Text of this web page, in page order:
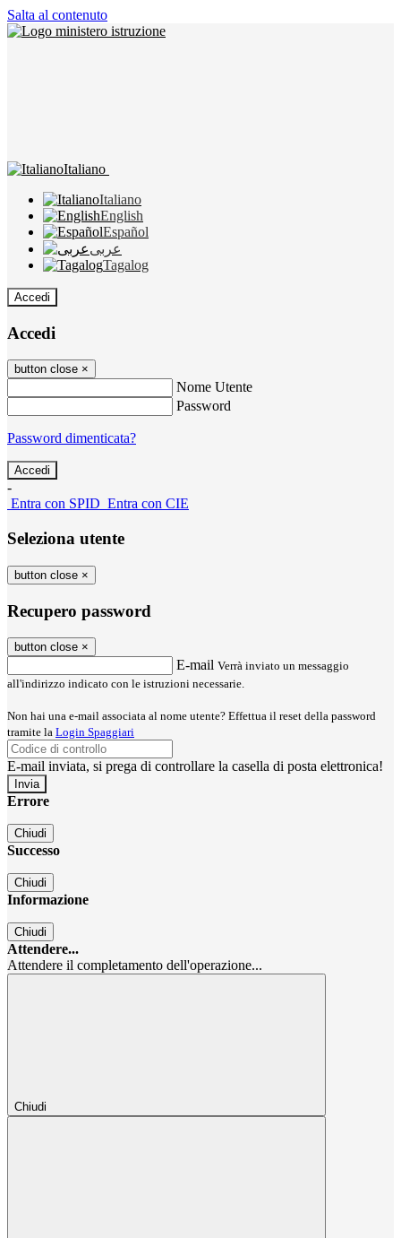
Salta al contenuto
Italiano
Italiano
English
Español
عربى
Tagalog
Accedi
Accedi
button close ×
Nome Utente
Password
Password dimenticata?
-
Entra con SPID Entra con CIE
Seleziona utente
button close ×
Recupero password
button close ×
E-mail Verrà inviato un messaggio
all'indirizzo indicato con le istruzioni necessarie.
Non hai una e-mail associata al nome utente? Effettua il reset della password
tramite la Login Spaggiari
E-mail inviata, si prega di controllare la casella di posta elettronica!
Errore
Chiudi
Successo
Chiudi
Informazione
Chiudi
Attendere...
Attendere il completamento dell'operazione...
Chiudi